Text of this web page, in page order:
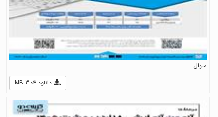
سوال
دانلود 3.04 MB